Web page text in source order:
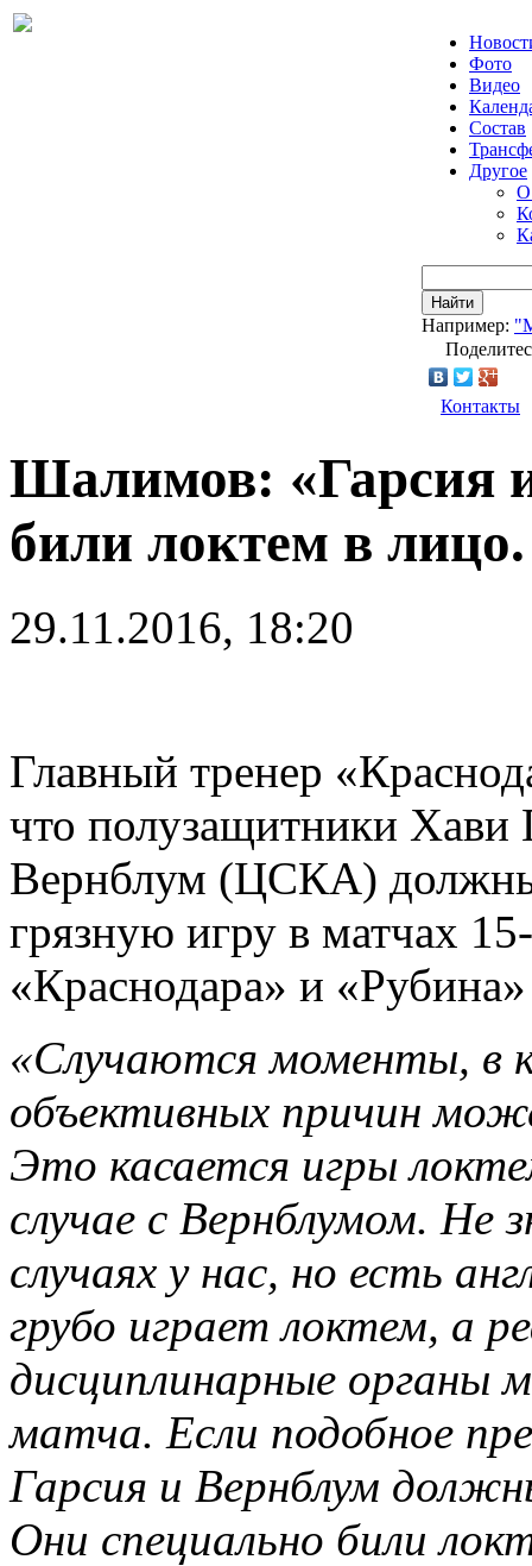
Фото
Видео
Состав
Другое
О
Найти
Например:
Контакты
Шалимов: «Гарсия
били локтем в
29.11.2016, 18:20
Главный тренер
что полузащитники Хави
Вернблум (ЦСКА)
грязную игру в матчах
«Краснодара» и «Рубина»
«Случаются моменты, в
объективных причин
Это касается игры
случае с Вернблумом. Не
случаях у нас, но есть
грубо играет локтем, а
дисциплинарные органы
матча. Если подобное
Гарсия и Вернблум
Они специально били